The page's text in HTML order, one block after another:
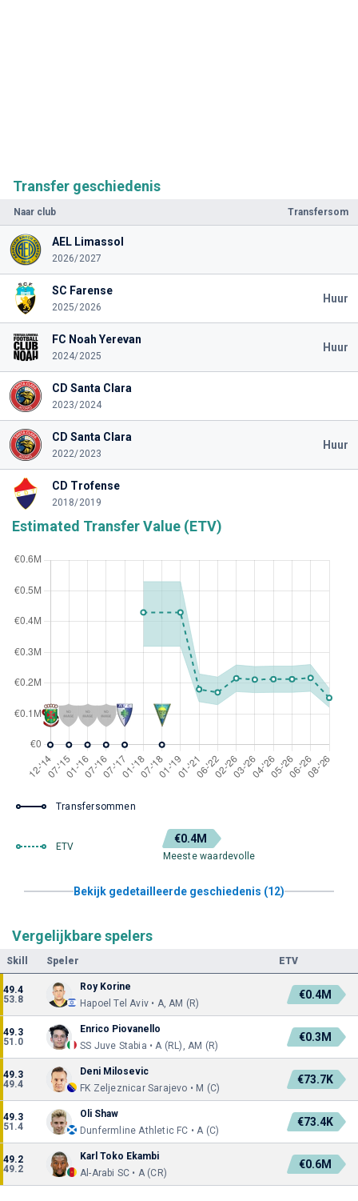
Transfer geschiedenis
Naar club Transfersom
AEL Limassol
2026/2027
SC Farense
2025/2026
Huur
FC Noah Yerevan
2024/2025
Huur
CD Santa Clara
2023/2024
CD Santa Clara
2022/2023
Huur
CD Trofense
2018/2019
Estimated Transfer Value (ETV)
Transfersommen
ETV
€0.4M
Meeste waardevolle
Bekijk gedetailleerde geschiedenis (12)
Vergelijkbare spelers
Skill Speler ETV
49.4
53.8
Roy Korine
Hapoel Tel Aviv • A, AM (R)
€0.4M
49.3
51.0
Enrico Piovanello
SS Juve Stabia • A (RL), AM (R)
€0.3M
49.3
49.4
Deni Milosevic
FK Zeljeznicar Sarajevo • M (C)
€73.7K
49.3
51.4
Oli Shaw
Dunfermline Athletic FC • A (C)
€73.4K
49.2
49.2
Karl Toko Ekambi
Al-Arabi SC • A (CR)
€0.6M